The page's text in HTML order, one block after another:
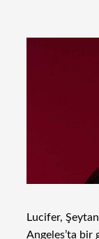
Lucifer,
Angeles’ta bir